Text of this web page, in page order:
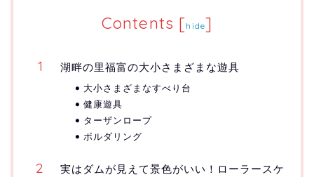
Contents [hide]
湖畔の里福富の大小さまざまな遊具
大小さまざまなすべり台
健康遊具
ターザンロープ
ボルダリング
実はダムが見えて景色がいい！ローラースケ